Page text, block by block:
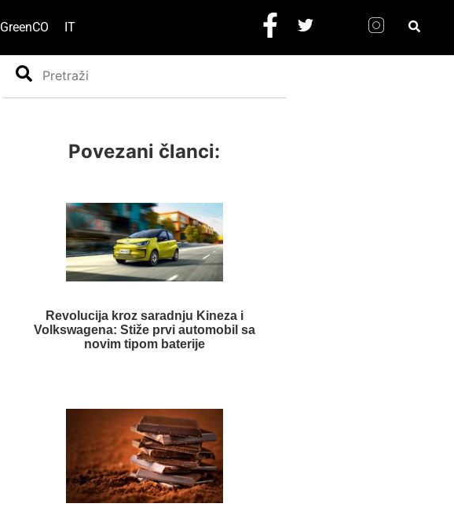
GreenCO IT
Search
Povezani članci:
Revolucija kroz saradnju Kineza i
Volkswagena: Stiže prvi automobil sa
novim tipom baterije